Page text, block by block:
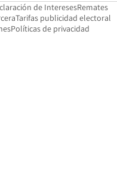
in new window
de InteresesOpens in
Remates
Opens in new window
Tarifas publicidad electoral
Políticas de privacidad